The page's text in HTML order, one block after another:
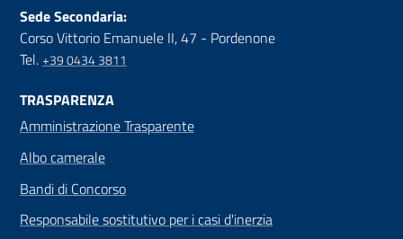
Sede Secondaria:
Corso Vittorio Emanuele II, 47 - Pordenone
Tel.+39 0434 3811
TRASPARENZA
Amministrazione Trasparente
Albo camerale
Bandi di Concorso
Responsabile sostitutivo per i casi d'inerzia